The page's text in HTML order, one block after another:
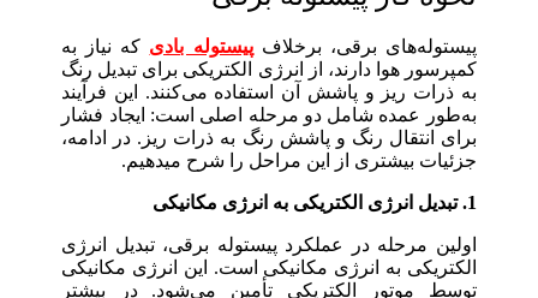
پیستوله‌های برقی، برخلافپیستوله‌ بادی که نیاز به
کمپرسور هوا دارند، از انرژی الکتریکی برای تبدیل رنگ
به ذرات ریز و پاشش آن استفاده می‌کنند. این فرآیند
به‌طور عمده شامل دو مرحله اصلی است: ایجاد فشار
برای انتقال رنگ و پاشش رنگ به ذرات ریز. در ادامه،
جزئیات بیشتری از این مراحل را شرح میدهیم.
1. تبدیل انرژی الکتریکی به انرژی مکانیکی
اولین مرحله در عملکرد پیستوله برقی، تبدیل انرژی
الکتریکی به انرژی مکانیکی است. این انرژی مکانیکی
توسط موتور الکتریکی تأمین می‌شود. در بیشتر